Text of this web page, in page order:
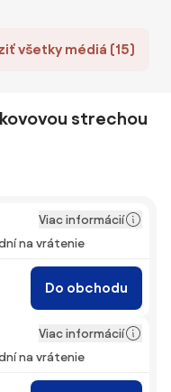
všetky médiá (15)
kovovou strechou
Viac informácií
na vrátenie
Do obchodu
Viac informácií
na vrátenie